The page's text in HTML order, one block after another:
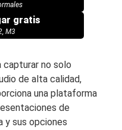
gratis
M3
capturar no solo
de alta calidad,
una plataforma
de
y sus opciones